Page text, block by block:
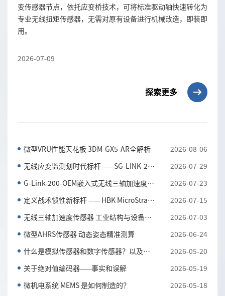
变传感器节点，依托应变桥技术，可将标准驱动轴快速转化为
专业无线扭矩传感器，无需对原有设备进行机械改造，即装即
用。
2026-07-09
探索更多
微型VRU性能天花板 3DM-GX5-AR全解析
2026-08-06
无线应变监测划时代标杆 ——SG-LINK-200三通道无线应...
2026-07-29
G-Link-200-OEM嵌入式无线三轴加速度传感器 全工况振...
2026-07-23
定义战术惯性新标杆 —— HBK MicroStrain 3DM-CV7-AH...
2026-07-15
无线三轴加速度传感器 工业结构与设备振动监测利器
2026-07-03
微型AHRS传感器 动态姿态精准测算
2026-06-24
什么是模拟传感器和数字传感器？以及它们的主要区别
2026-05-20
关于绝对值编码器——事实和误解
2026-05-19
微机电系统 MEMS 是如何制造的？
2026-05-18